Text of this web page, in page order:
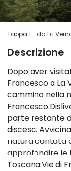
Tappa 1 - da La
Descrizione
Dopo aver
Francesco a La
cammino nella
parte restante
discesa.
natura cantata
approfondire le
Toscana:Vie di